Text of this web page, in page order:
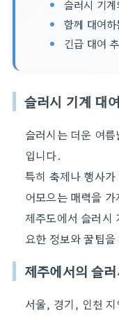
슬러시 기
함께 대여
긴급 대여
슬러시 기계 대
슬러시는 더운 여
입니다.
특히 축제나 행사
어모으는 매력을
제주도에서 슬러시
요한 정보와 꿀팁
제주에서의 슬
서울, 경기, 인천